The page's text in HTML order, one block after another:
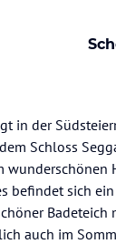
in der
Schloss
befindet sich
auch im